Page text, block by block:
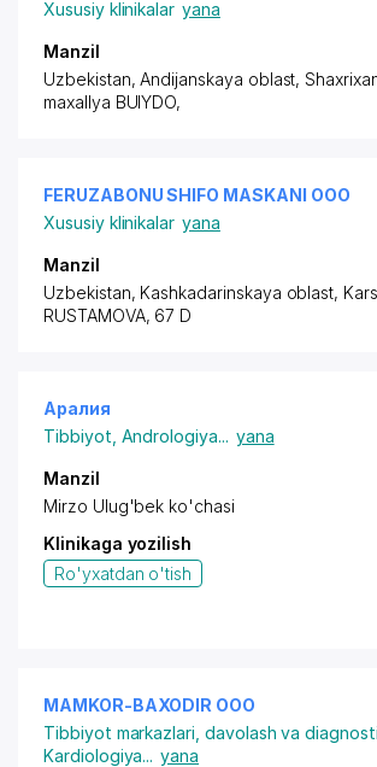
Xususiy klinikalar yana
Manzil
Uzbekistan, Andijanskaya oblast,
maxallya BUIYDO,
FERUZABONU SHIFO MASKANI ООО
Xususiy klinikalar yana
Manzil
Uzbekistan, Kashkadarinskaya oblast,
RUSTAMOVA, 67 D
Аралия
Tibbiyot Andrologiya... yana
Manzil
Mirzo Ulug'bek ko'chasi
Klinikaga yozilish
Ro'yxatdan o'tish
MAMKOR-BAXODIR ООО
Tibbiyot markazlari, davolash va
Kardiologiya... yana